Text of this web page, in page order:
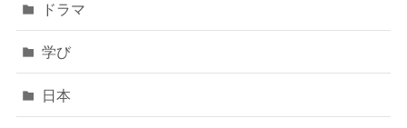
ドラマ
学び
日本